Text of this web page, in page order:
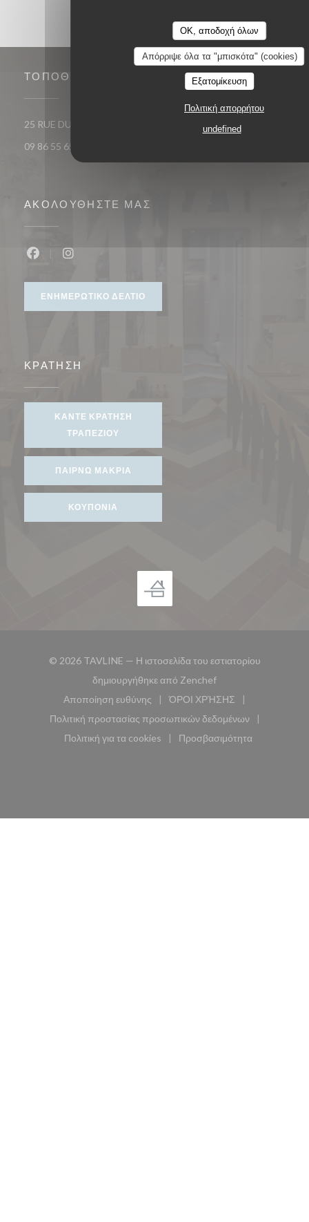
OK, αποδοχή όλων
Απόρριψε όλα τα "μπισκότα" (cookies)
Εξατομίκευση
Πολιτική απορρήτου
undefined
ΤΟΠΟΘΕΣΊΑ
25 RUE DU ROI DE SICILE 75004 PARIS
((ανοίγει σε νέο
09 86 55 65 65
ΑΚΟΛΟΥΘΉΣΤΕ ΜΑΣ
ΕΝΗΜΕΡΩΤΙΚΌ ΔΕΛΤΊΟ
ΚΡΆΤΗΣΗ
ΚΆΝΤΕ ΚΡΆΤΗΣΗ
ΤΡΑΠΕΖΙΟΎ
ΠΑΊΡΝΩ ΜΑΚΡΙΆ
ΚΟΥΠΌΝΙΑ
© 2026 TAVLINE — Η ιστοσελίδα του εστιατορίου
δημιουργήθηκε από Zenchef((ανοίγει σε νέο
Αποποίηση ευθύνης
((ανοίγει σε νέο παράθυρο))
ΌΡΟΙ ΧΡΉΣΗΣ
((ανοίγει σε νέο
Πολιτική προστασίας προσωπικών δεδομένων
((ανοίγει σε νέο παράθυρο))
Πολιτική για τα cookies
((ανοίγει σε νέο παράθυρο))
Προσβασιμότητα
((ανοίγει σε νέο